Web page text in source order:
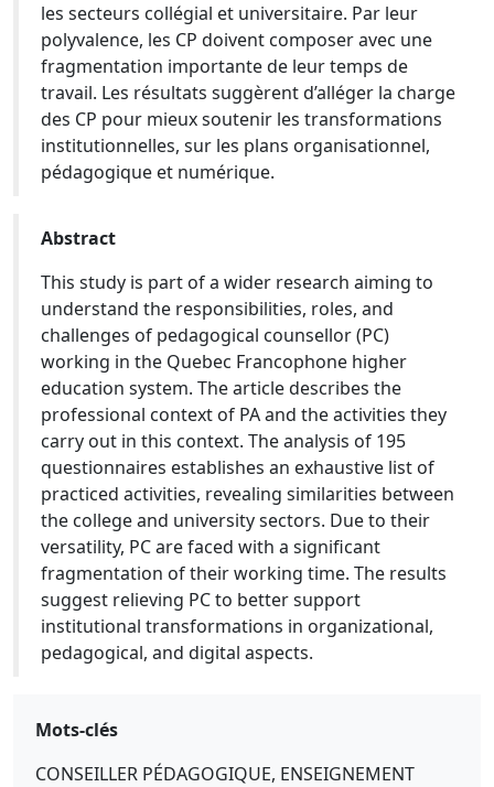
les secteurs collégial et universitaire. Par leur
polyvalence, les CP doivent composer avec une
fragmentation importante de leur temps de
travail. Les résultats suggèrent d’alléger la charge
des CP pour mieux soutenir les transformations
institutionnelles, sur les plans organisationnel,
pédagogique et numérique.
Abstract
This study is part of a wider research aiming to
understand the responsibilities, roles, and
challenges of pedagogical counsellor (PC)
working in the Quebec Francophone higher
education system. The article describes the
professional context of PA and the activities they
carry out in this context. The analysis of 195
questionnaires establishes an exhaustive list of
practiced activities, revealing similarities between
the college and university sectors. Due to their
versatility, PC are faced with a significant
fragmentation of their working time. The results
suggest relieving PC to better support
institutional transformations in organizational,
pedagogical, and digital aspects.
Mots-clés
CONSEILLER PÉDAGOGIQUE, ENSEIGNEMENT